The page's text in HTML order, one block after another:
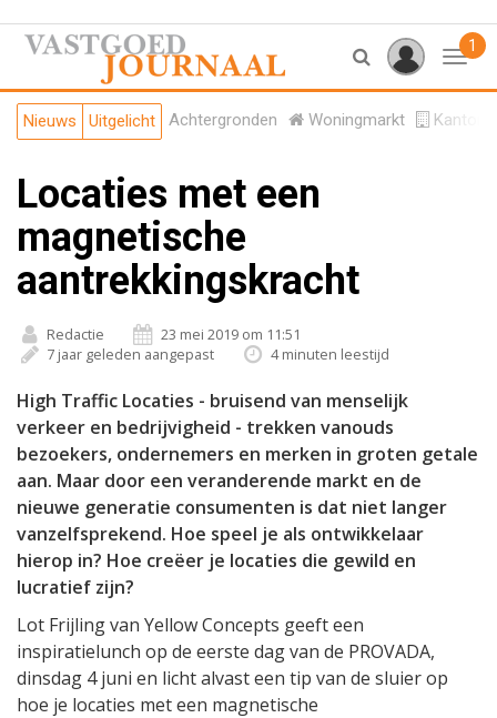
1
Nieuws Uitgelicht Achtergronden Woningmarkt
Locaties met een
magnetische
aantrekkingskracht
Redactie
23 mei 2019 om 11:51
7 jaar geleden aangepast
4 minuten leestijd
High Traffic Locaties - bruisend van menselijk
verkeer en bedrijvigheid - trekken vanouds
bezoekers, ondernemers en merken in groten getale
aan. Maar door een veranderende markt en de
nieuwe generatie consumenten is dat niet langer
vanzelfsprekend. Hoe speel je als ontwikkelaar
hierop in? Hoe creëer je locaties die gewild en
lucratief zijn?
Lot Frijling van Yellow Concepts geeft een
inspiratielunch op de eerste dag van de PROVADA,
dinsdag 4 juni en licht alvast een tip van de sluier op
hoe je locaties met een magnetische